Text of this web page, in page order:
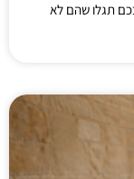
תגלו שהם לא